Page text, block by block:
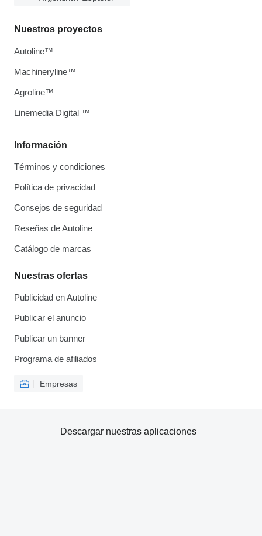
Información
Términos y condiciones
Política de privacidad
Consejos de seguridad
Reseñas de Autoline
Catálogo de marcas
Nuestras ofertas
Publicidad en Autoline
Publicar el anuncio
Publicar un banner
Programa de afiliados
Empresas
Nuestros proyectos
Autoline™
Machineryline™
Agroline™
Linemedia Digital ™
Descargar nuestras aplicaciones